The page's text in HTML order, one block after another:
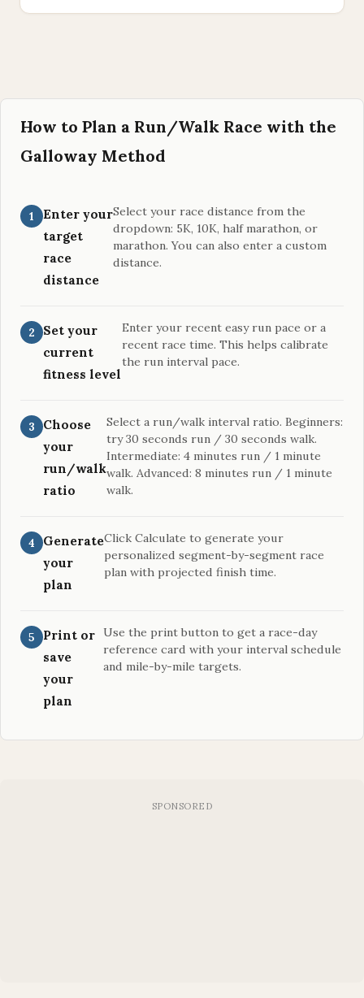
How to Plan a Run/Walk Race with the
Galloway Method
Enter your
target
race
distance
Select your race distance from the
dropdown: 5K, 10K, half marathon, or
marathon. You can also enter a custom
distance.
Set your
current
fitness level
Enter your recent easy run pace or a
recent race time. This helps calibrate
the run interval pace.
Choose
your
run/walk
ratio
Select a run/walk interval ratio. Beginners:
try 30 seconds run / 30 seconds walk.
Intermediate: 4 minutes run / 1 minute
walk. Advanced: 8 minutes run / 1 minute
walk.
Generate
your
plan
Click Calculate to generate your
personalized segment-by-segment race
plan with projected finish time.
Print or
save
your
plan
Use the print button to get a race-day
reference card with your interval schedule
and mile-by-mile targets.